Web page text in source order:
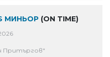
МИНЬОР (ON TIME)
Притъргов"